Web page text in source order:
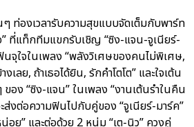
ท่องเวลารับความสุขแบบจัดเต็มกับพาร์ท
ที่แท็กทีมแขกรับเชิญ “ซิง-แจน-จูเนียร์-
นจุใจในเพลง “พลังวิเศษของคนไม่พิเศษ,
เลย, ถ้าเธอได้ยิน, รักคำโตโต” และใจเต้น
อง “ซิง-แจน” ในเพลง “งานเต้นรำในคืน
ส่งต่อความฟินไปกับคู่ของ “จูเนียร์-มาร์ค”
อย” และต่อด้วย 2 หนุ่ม “เต-นิว” ควงคู่